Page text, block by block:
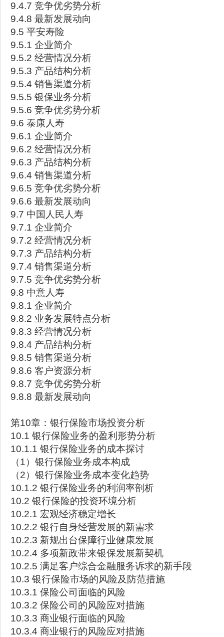
9.4.7 竞争优劣势分析
9.4.8 最新发展动向
9.5 平安寿险
9.5.1 企业简介
9.5.2 经营情况分析
9.5.3 产品结构分析
9.5.4 销售渠道分析
9.5.5 银保业务分析
9.5.6 竞争优劣势分析
9.6 泰康人寿
9.6.1 企业简介
9.6.2 经营情况分析
9.6.3 产品结构分析
9.6.4 销售渠道分析
9.6.5 竞争优劣势分析
9.6.6 最新发展动向
9.7 中国人民人寿
9.7.1 企业简介
9.7.2 经营情况分析
9.7.3 产品结构分析
9.7.4 销售渠道分析
9.7.5 竞争优劣势分析
9.8 中意人寿
9.8.1 企业简介
9.8.2 业务发展特点分析
9.8.3 经营情况分析
9.8.4 产品结构分析
9.8.5 销售渠道分析
9.8.6 客户资源分析
9.8.7 竞争优劣势分析
9.8.8 最新发展动向
第10章：银行保险市场投资分析
10.1 银行保险业务的盈利形势分析
10.1.1 银行保险业务的成本探讨
（1）银行保险业务成本构成
（2）银行保险业务成本变化趋势
10.1.2 银行保险业务的利润率剖析
10.2 银行保险的投资环境分析
10.2.1 宏观经济稳定增长
10.2.2 银行自身经营发展的新需求
10.2.3 新规出台保障行业健康发展
10.2.4 多项新政带来银保发展新契机
10.2.5 满足客户综合金融服务诉求的新手段
10.3 银行保险市场的风险及防范措施
10.3.1 保险公司面临的风险
10.3.2 保险公司的风险应对措施
10.3.3 商业银行面临的风险
10.3.4 商业银行的风险应对措施